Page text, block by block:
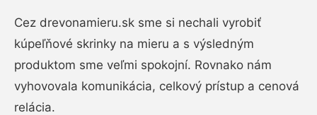
Cez drevonamieru.sk sme si nechali vyrobiť
kúpeľňové skrinky na mieru a s výsledným
produktom sme veľmi spokojní. Rovnako nám
vyhovovala komunikácia, celkový prístup a cenová
relácia.